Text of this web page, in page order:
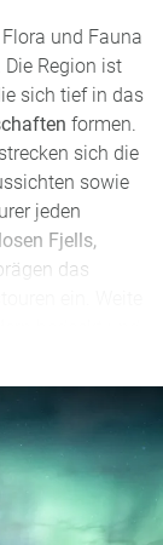
und Fauna
Region ist
sich tief in das
formen.
sich die
sowie
jeden
Fjells,
das
ein. Weite
die Stille der
haben, auf
zu treffen. Nicht
die
nur mit einer
mit einer